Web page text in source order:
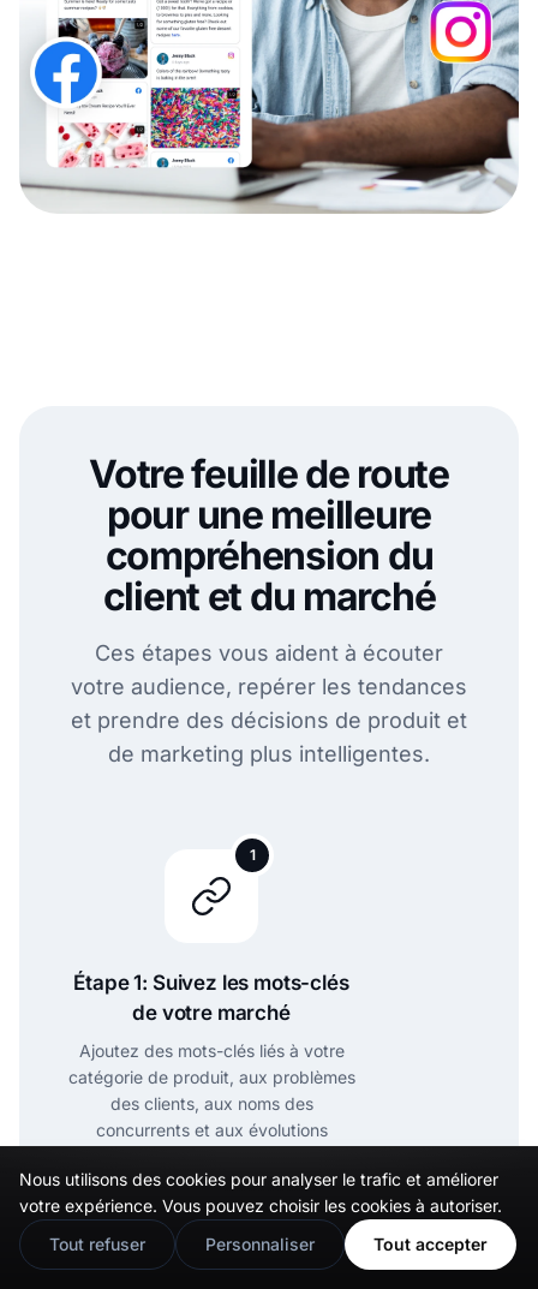
Votre feuille de route
pour une meilleure
compréhension du
client et du marché
Ces étapes vous aident à écouter
votre audience, repérer les tendances
et prendre des décisions de produit et
de marketing plus intelligentes.
1
Étape 1: Suivez les mots-clés
de votre marché
Ajoutez des mots-clés liés à votre
catégorie de produit, aux problèmes
des clients, aux noms des
concurrents et aux évolutions
2
Nous utilisons des cookies pour analyser le trafic et améliorer
votre expérience. Vous pouvez choisir les cookies à autoriser.
Tout refuser
Personnaliser Tout accepter
🇬🇧Would you prefer this site in English?
View in English